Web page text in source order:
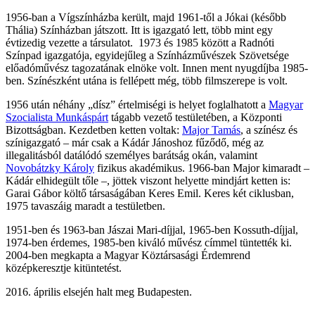
1956-ban a Vígszínházba került, majd 1961-től a Jókai (később
Thália) Színházban játszott. Itt is igazgató lett, több mint egy
évtizedig vezette a társulatot. 1973 és 1985 között a Radnóti
Színpad igazgatója, egyidejűleg a Színházművészek Szövetsége
előadóművész tagozatának elnöke volt. Innen ment nyugdíjba 1985-
ben. Színészként utána is fellépett még, több filmszerepe is volt.
1956 után néhány „dísz” értelmiségi is helyet foglalhatott a Magyar
Szocialista Munkáspárt tágabb vezető testületében, a Központi
Bizottságban. Kezdetben ketten voltak: Major Tamás, a színész és
színigazgató – már csak a Kádár Jánoshoz fűződő, még az
illegalitásból datálódó személyes barátság okán, valamint
Novobátzky Károly fizikus akadémikus. 1966-ban Major kimaradt –
Kádár elhidegült tőle –, jöttek viszont helyette mindjárt ketten is:
Garai Gábor költő társaságában Keres Emil. Keres két ciklusban,
1975 tavaszáig maradt a testületben.
1951-ben és 1963-ban Jászai Mari-díjjal, 1965-ben Kossuth-díjjal,
1974-ben érdemes, 1985-ben kiváló művész címmel tüntették ki.
2004-ben megkapta a Magyar Köztársasági Érdemrend
középkeresztje kitüntetést.
2016. április elsején halt meg Budapesten.